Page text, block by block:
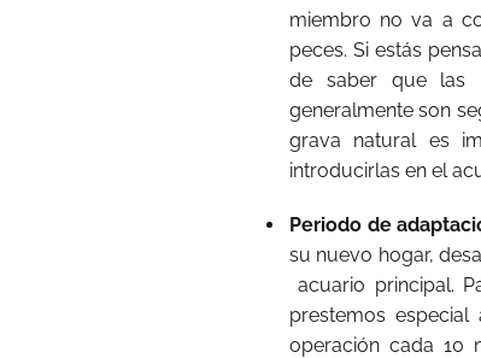
miembro no va a
peces. Si estás
de saber que las
generalmente son
grava natural es
introducirlas en el
Periodo de
su nuevo hogar,
acuario principal.
prestemos
operación cada 10